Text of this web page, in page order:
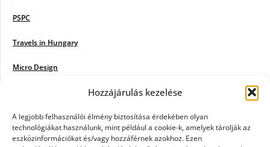
Hozzájárulás kezelése
A legjobb felhasználói élmény biztosítása érdekében olyan
technológiákat használunk, mint például a cookie-k, amelyek tárolják az
eszközinformációkat és/vagy hozzáférnek azokhoz. Ezen
PSPC
Travels in Hungary
Micro Design
Poiwiki
Öntözőrendszer